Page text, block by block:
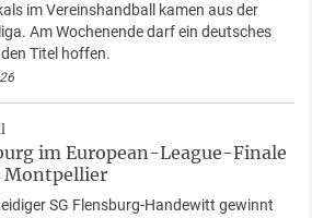
im Vereinshandball kamen aus der
Am Wochenende darf ein deutsches
Titel hoffen.
im European-League-Finale
Montpellier
SG Flensburg-Handewitt gewinnt